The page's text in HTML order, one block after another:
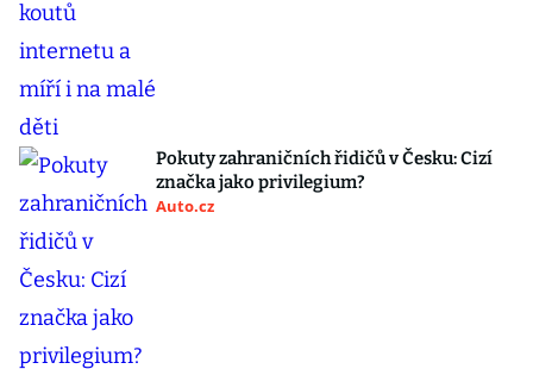
Pokuty zahraničních řidičů v Česku: Cizí
značka jako privilegium?
Auto.cz